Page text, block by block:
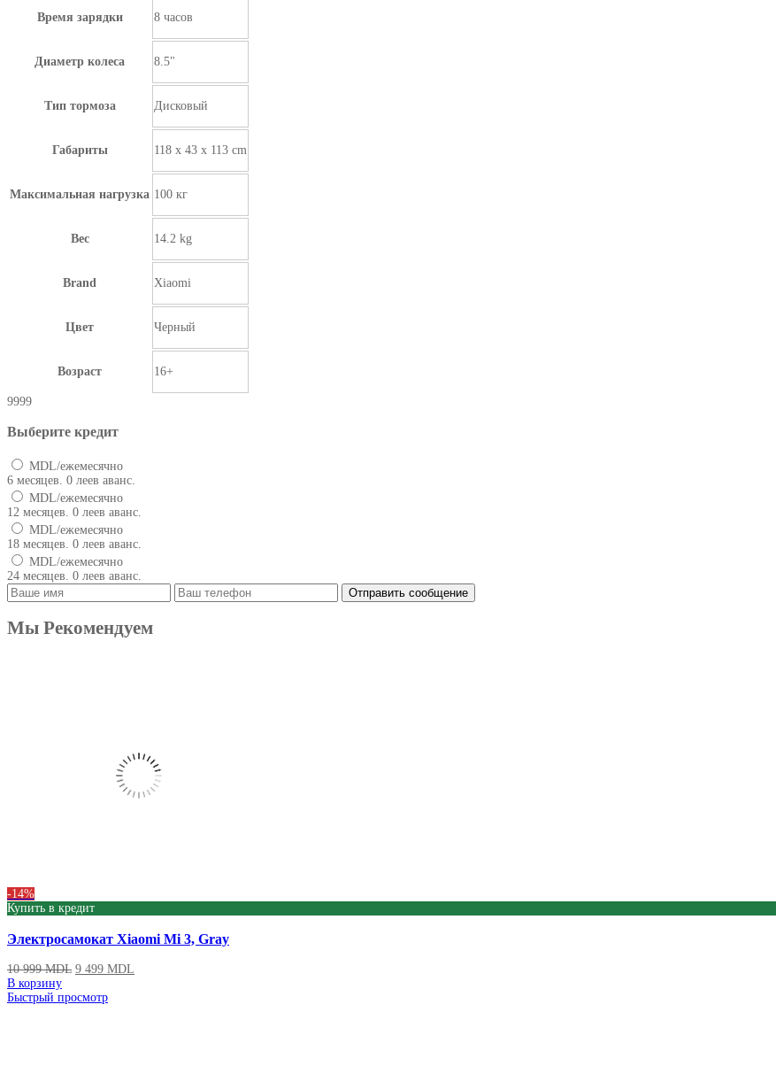
Время зарядки 8 часов
Диаметр колеса 8.5"
Тип тормоза Дисковый
Габариты 118 х 43 х 113 cm
Максимальная нагрузка 100 кг
Вес 14.2 kg
Brand Xiaomi
Цвет Черный
Возраст 16+
9999
Выберите кредит
MDL/ежемесячно
6 месяцев. 0 леев аванс.
MDL/ежемесячно
12 месяцев. 0 леев аванс.
MDL/ежемесячно
18 месяцев. 0 леев аванс.
MDL/ежемесячно
24 месяцев. 0 леев аванс.
Мы Рекомендуем
-14%
Купить в кредит
Электросамокат Xiaomi Mi 3, Gray
10 999MDL 9 499 MDL
В корзину
Быстрый просмотр